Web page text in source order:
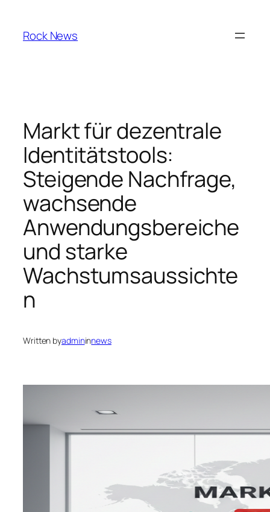
content
Rock News
Markt für dezentrale
Identitätstools:
Steigende Nachfrage,
wachsende
Anwendungsbereiche
und starke
Wachstumsaussichte
n
Written byadmininnews